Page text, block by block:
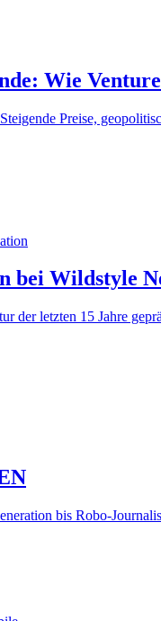
Wie
Preise,
bei Wildstyle
der letzten 15 Jahre
bis Robo-